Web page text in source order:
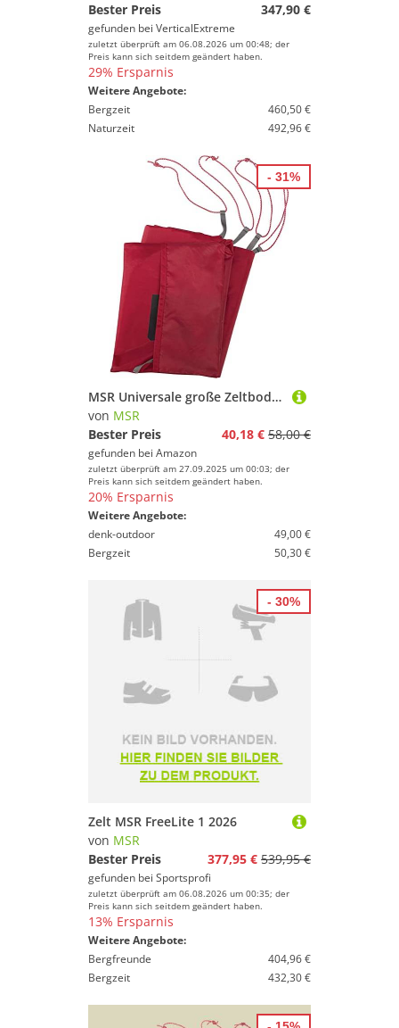
Bester Preis
347,90 €
gefunden bei VerticalExtreme
zuletzt überprüft am 06.08.2026 um 00:48; der
Preis kann sich seitdem geändert haben.
29% Ersparnis
Weitere Angebote:
Bergzeit
460,50 €
Naturzeit
492,96 €
MSR Universale große Zeltbodenplane, Rot, Größe L - 204 x 81 cm, 1 Stück, Unisex
von MSR
Bester Preis
40,18 € 58,00 €
gefunden bei Amazon
zuletzt überprüft am 27.09.2025 um 00:03; der
Preis kann sich seitdem geändert haben.
20% Ersparnis
Weitere Angebote:
denk-outdoor
49,00 €
Bergzeit
50,30 €
- 31%
Zelt MSR FreeLite 1 2026
von MSR
Bester Preis
377,95 € 539,95 €
gefunden bei Sportsprofi
zuletzt überprüft am 06.08.2026 um 00:35; der
Preis kann sich seitdem geändert haben.
13% Ersparnis
Weitere Angebote:
Bergfreunde
404,96 €
Bergzeit
432,30 €
- 30%